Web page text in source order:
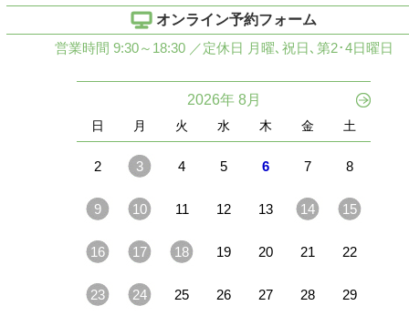
オンライン予約フォーム
営業時間 9:30～18:30 ／定休日 月曜､祝日､第2･4日曜日
2026年 8月
日 月 火 水 木 金 土
2 3 4 5 6 7 8
9 10 11 12 13 14 15
16 17 18 19 20 21 22
23 24 25 26 27 28 29